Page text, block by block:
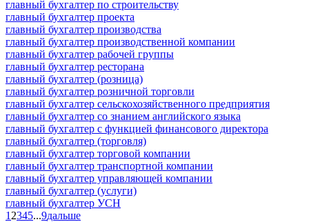
главный бухгалтер по строительству
главный бухгалтер проекта
главный бухгалтер производства
главный бухгалтер производственной компании
главный бухгалтер рабочей группы
главный бухгалтер ресторана
главный бухгалтер (розница)
главный бухгалтер розничной торговли
главный бухгалтер сельскохозяйственного предприятия
главный бухгалтер со знанием английского языка
главный бухгалтер с функцией финансового директора
главный бухгалтер (торговля)
главный бухгалтер торговой компании
главный бухгалтер транспортной компании
главный бухгалтер управляющей компании
главный бухгалтер (услуги)
главный бухгалтер УСН
1 2345...9дальше